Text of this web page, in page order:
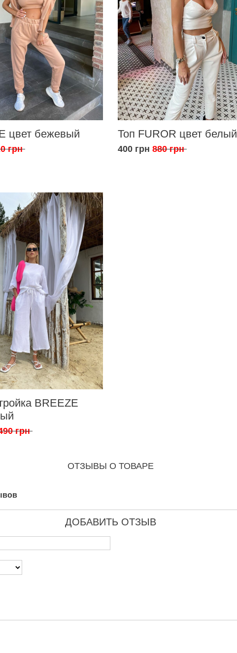
цвет бежевый
грн
Топ FUROR цвет белый
400 грн 880 грн
BREEZE
грн
ОТЗЫВЫ О ТОВАРЕ
ДОБАВИТЬ ОТЗЫВ